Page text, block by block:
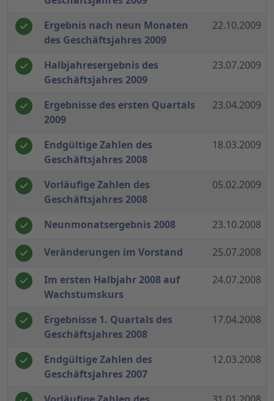
Ergebnis nach neun Monaten
des Geschäftsjahres 2009
22.10.2009
Halbjahresergebnis des
Geschäftsjahres 2009
23.07.2009
Ergebnisse des ersten Quartals
2009
23.04.2009
Endgültige Zahlen des
Geschäftsjahres 2008
18.03.2009
Vorläufige Zahlen des
Geschäftsjahres 2008
05.02.2009
Neunmonatsergebnis 2008 23.10.2008
Veränderungen im Vorstand 25.07.2008
Im ersten Halbjahr 2008 auf
Wachstumskurs
24.07.2008
Ergebnisse 1. Quartals des
Geschäftsjahres 2008
17.04.2008
Endgültige Zahlen des
Geschäftsjahres 2007
12.03.2008